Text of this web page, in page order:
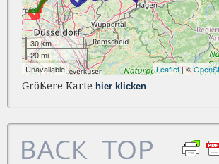
Größere Karte hier klicken